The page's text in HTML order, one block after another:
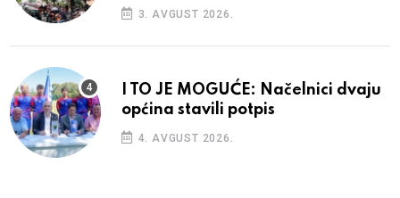
3. AVGUST 2026.
I TO JE MOGUĆE: Načelnici dvaju
općina stavili potpis
4. AVGUST 2026.